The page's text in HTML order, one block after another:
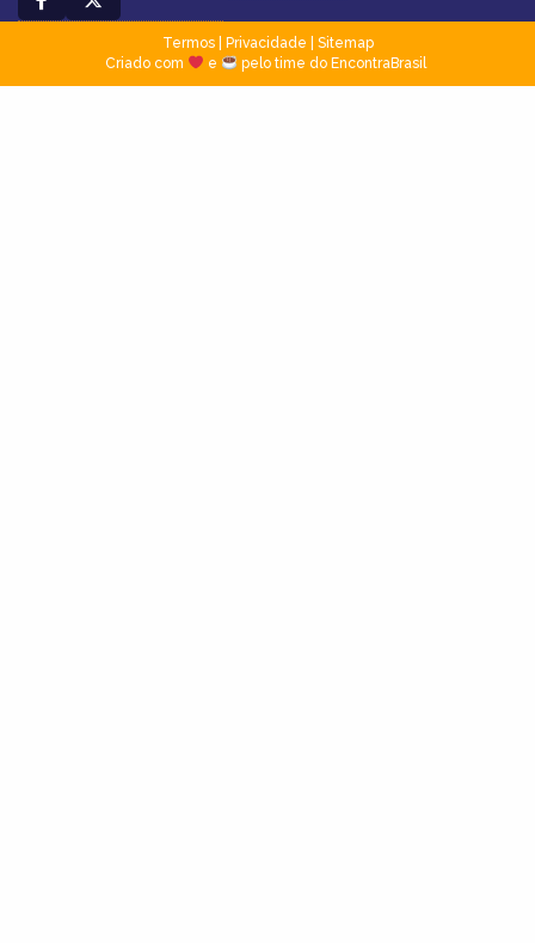
Termos| Privacidade
Sitemap
Criado com
e pelo time do EncontraBrasil